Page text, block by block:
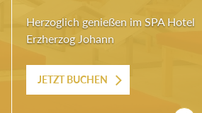
Herzoglich genießen im SPA Hotel
Erzherzog Johann
JETZT BUCHEN